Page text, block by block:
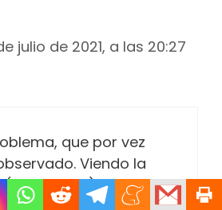
julio de 2021, a las 20:27
que por vez
Viendo la
(The Tunnel) hay un